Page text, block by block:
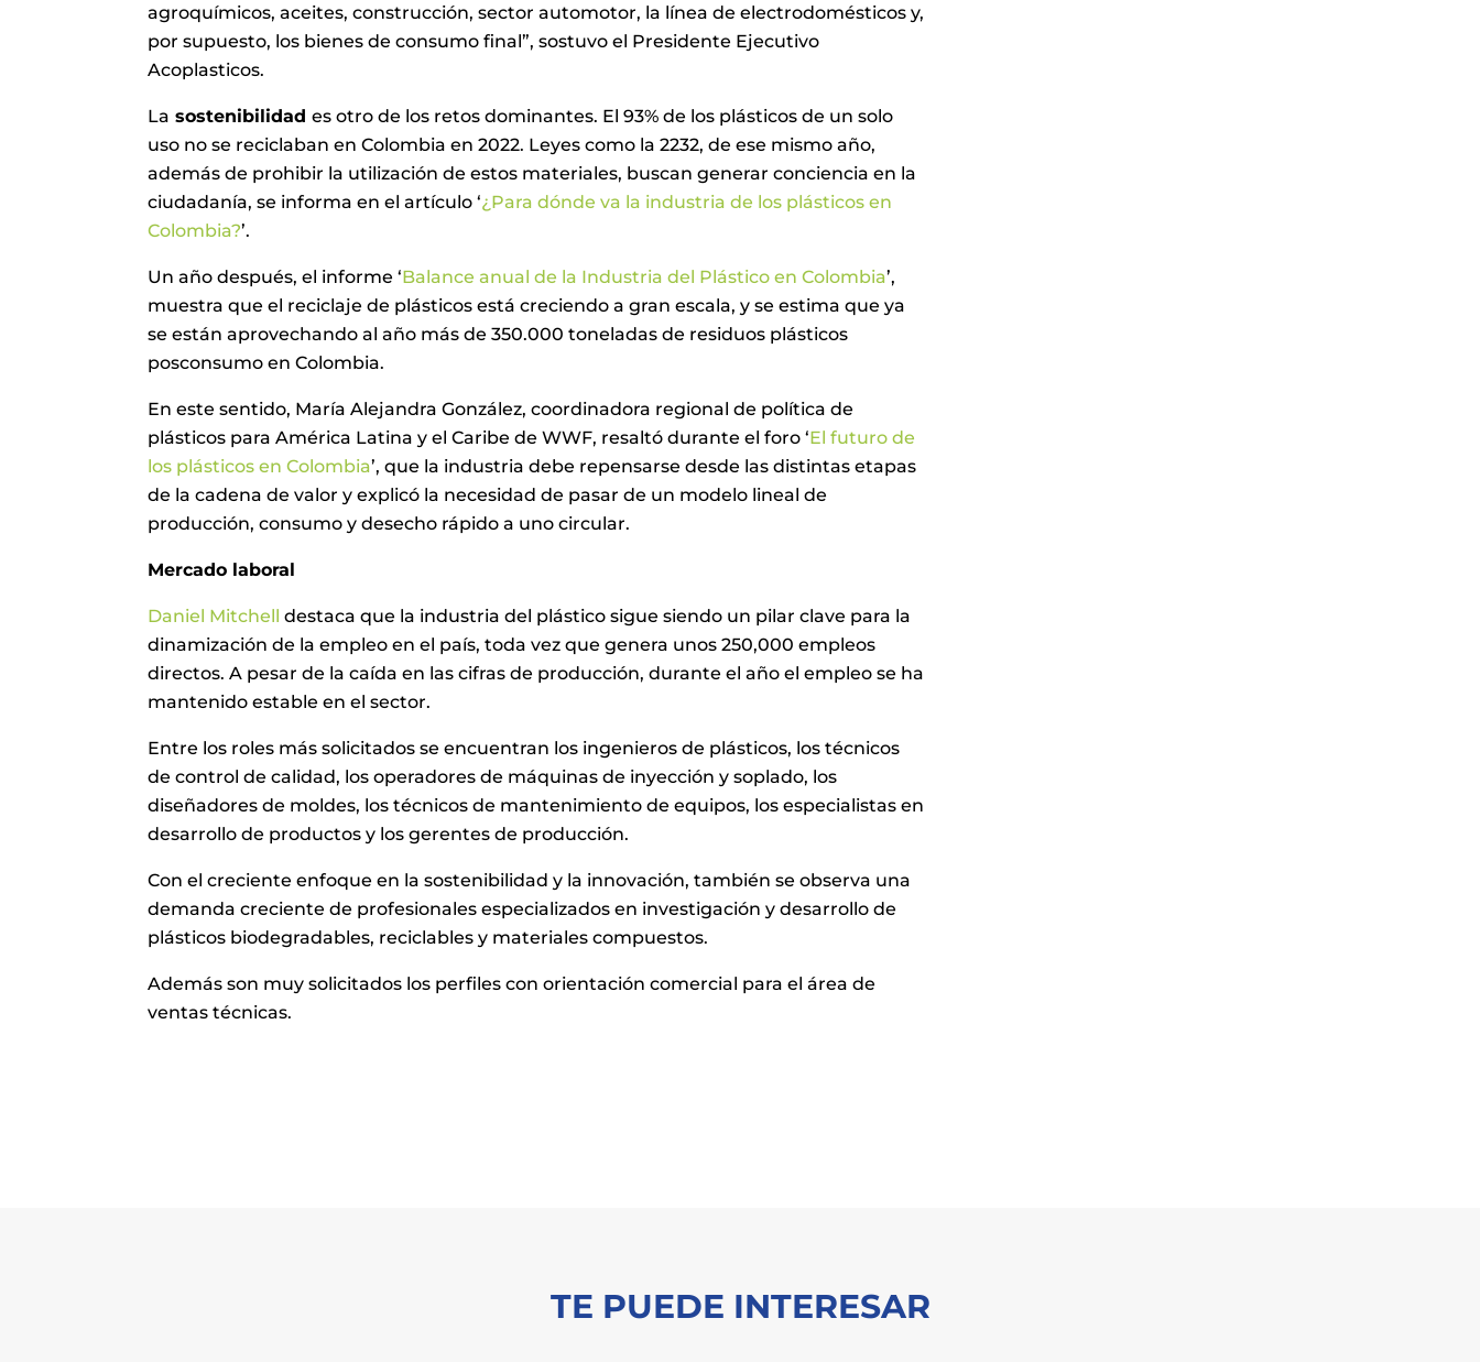
agroquímicos, aceites, construcción, sector automotor, la línea de electrodomésticos y,
por supuesto, los bienes de consumo final”, sostuvo el Presidente Ejecutivo
Acoplasticos.
La sostenibilidades otro de los retos dominantes. El 93% de los plásticos de un solo
uso no se reciclaban en Colombia en 2022. Leyes como la 2232, de ese mismo año,
además de prohibir la utilización de estos materiales, buscan generar conciencia en la
ciudadanía, se informa en el artículo ‘¿Para dónde va la industria de los plásticos en
Colombia?’.
Un año después, el informe ‘Balance anual de la Industria del Plástico en Colombia’,
muestra que el reciclaje de plásticos está creciendo a gran escala, y se estima que ya
se están aprovechando al año más de 350.000 toneladas de residuos plásticos
posconsumo en Colombia.
En este sentido, María Alejandra González, coordinadora regional de política de
plásticos para América Latina y el Caribe de WWF, resaltó durante el foro ‘El futuro de
los plásticos en Colombia’, que la industria debe repensarse desde las distintas etapas
de la cadena de valor y explicó la necesidad de pasar de un modelo lineal de
producción, consumo y desecho rápido a uno circular.
Mercado laboral
Daniel Mitchell destaca que la industria del plástico sigue siendo un pilar clave para la
dinamización de la empleo en el país, toda vez que genera unos 250,000 empleos
directos. A pesar de la caída en las cifras de producción, durante el año el empleo se ha
mantenido estable en el sector.
Entre los roles más solicitados se encuentran los ingenieros de plásticos, los técnicos
de control de calidad, los operadores de máquinas de inyección y soplado, los
diseñadores de moldes, los técnicos de mantenimiento de equipos, los especialistas en
desarrollo de productos y los gerentes de producción.
Con el creciente enfoque en la sostenibilidad y la innovación, también se observa una
demanda creciente de profesionales especializados en investigación y desarrollo de
plásticos biodegradables, reciclables y materiales compuestos.
Además son muy solicitados los perfiles con orientación comercial para el área de
ventas técnicas.
TE PUEDE INTERESAR